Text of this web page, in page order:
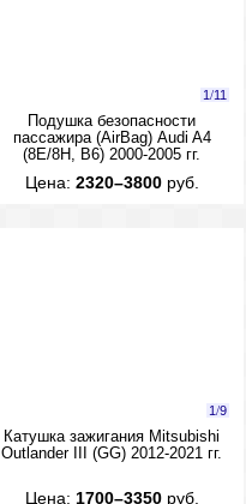
1/11
Подушка безопасности
пассажира (AirBag) Audi A4
(8E/8H, B6) 2000-2005 гг.
Цена: 2320–3800руб.
1/9
Катушка зажигания Mitsubishi
Outlander III (GG) 2012-2021 гг.
Цена: 1700–3350руб.